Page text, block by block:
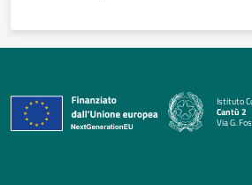
Istituto
Cantù 2
Via G.
— Visita